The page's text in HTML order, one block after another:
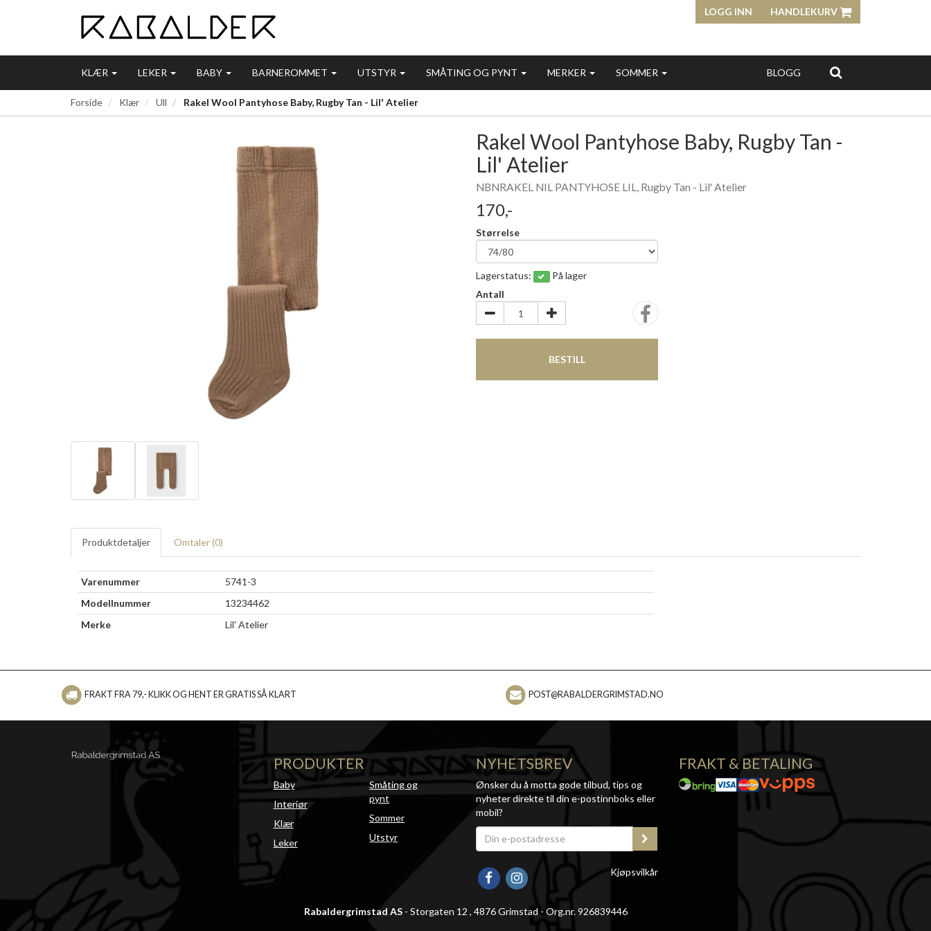
LOGG INN HANDLEKURV
KLÆR LEKER BABY BARNEROMMET UTSTYR SMÅTING OG PYNT MERKER SOMMER BLOGG
Forside Klær Ull Rakel Wool Pantyhose Baby, Rugby Tan - Lil' Atelier
Rakel Wool Pantyhose Baby, Rugby Tan -
Lil' Atelier
NBNRAKEL NIL PANTYHOSE LIL, Rugby Tan - Lil' Atelier
170,-
Størrelse
Lagerstatus:
På lager
Antall
BESTILL
Produktdetaljer Omtaler (0)
Varenummer
5741-3
Modellnummer
13234462
Merke
Lil' Atelier
FRAKT FRA 79,- KLIKK OG HENT ER GRATIS SÅ KLART POST@RABALDERGRIMSTAD.NO
PRODUKTER
Baby
Interiør
Klær
Leker
Småting og
pynt
Sommer
Utstyr
NYHETSBREV
Ønsker du å motta gode tilbud, tips og
nyheter direkte til din e-postinnboks eller
mobil?
Kjøpsvilkår
FRAKT & BETALING
Rabaldergrimstad AS- Storgaten 12 , 4876 Grimstad - Org.nr. 926839446